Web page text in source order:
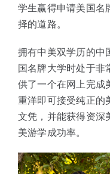
学生赢得申请美国名
择的道路。
拥有中美双学历的中
国名牌大学时处于非
供了一个在网上完成
重洋即可接受纯正的
文凭，并能获得资深
美游学成功率。